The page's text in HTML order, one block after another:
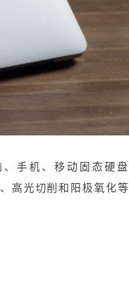
手机、移动固态硬盘
高光切削和 阳极氧化等